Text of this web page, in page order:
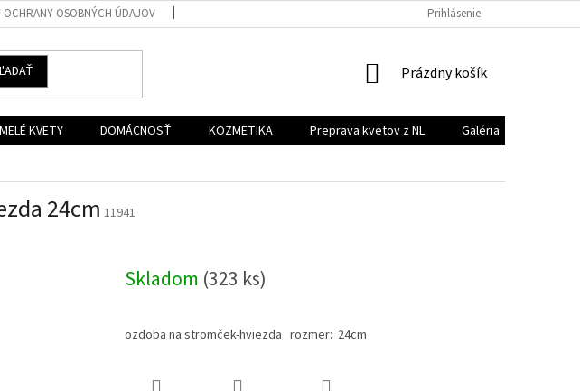
OCHRANY OSOBNÝCH ÚDAJOV KONTAKT
Prihlásenie
NÁKUPNÝ
Prázdny košík
KVETY DOMÁCNOSŤ KOZMETIKA Preprava kvetov z NL Galéria
24cm 11941
Skladom (323 ks)
ozdoba na stromček-hviezda rozmer: 24cm